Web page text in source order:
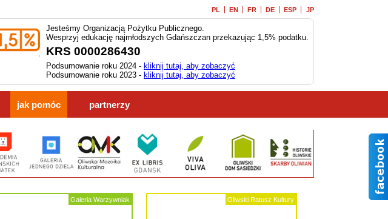
PL EN FR DE ESP JP
Jesteśmy Organizacją Pożytku Publicznego.
Wesprzyj edukację najmłodszych Gdańszczan przekazując 1,5% podatku.
KRS 0000286430
Podsumowanie roku 2024 - kliknij tutaj, aby zobaczyć
Podsumowanie roku 2023 - kliknij tutaj, aby zobaczyć
jak pomóc partnerzy
Galeria Warzywniak Oliwski Ratusz Kultury